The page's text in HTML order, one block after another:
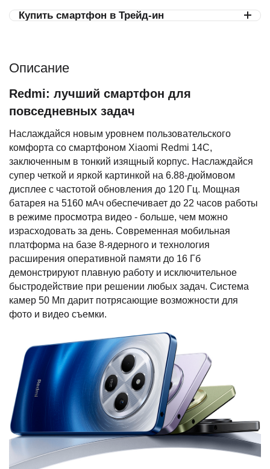
Купить смартфон в Трейд-ин
Описание
Redmi: лучший смартфон для
повседневных задач
Наслаждайся новым уровнем пользовательского
комфорта со смартфоном Xiaomi Redmi 14C,
заключенным в тонкий изящный корпус. Наслаждайся
супер четкой и яркой картинкой на 6.88-дюймовом
дисплее с частотой обновления до 120 Гц. Мощная
батарея на 5160 мАч обеспечивает до 22 часов работы
в режиме просмотра видео - больше, чем можно
израсходовать за день. Современная мобильная
платформа на базе 8-ядерного и технология
расширения оперативной памяти до 16 Гб
демонстрируют плавную работу и исключительное
быстродействие при решении любых задач. Система
камер 50 Мп дарит потрясающие возможности для
фото и видео съемки.